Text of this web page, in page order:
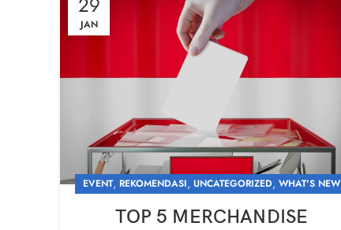
JAN
EVENT, REKOMENDASI, UNCATEGORIZED, WHAT'S NEW
TOP 5 MERCHANDISE